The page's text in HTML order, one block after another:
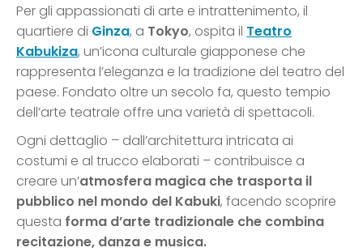
Per gli appassionati di arte e intrattenimento, il
quartiere di Ginza, a Tokyo, ospita il Teatro
Kabukiza, un’icona culturale giapponese che
rappresenta l’eleganza e la tradizione del teatro del
paese. Fondato oltre un secolo fa, questo tempio
dell’arte teatrale offre una varietà di spettacoli.
Ogni dettaglio – dall’architettura intricata ai
costumi e al trucco elaborati – contribuisce a
creare un’atmosfera magica che trasporta il
pubblico nel mondo del Kabuki, facendo scoprire
questa forma d’arte tradizionale che combina
recitazione, danza e musica.